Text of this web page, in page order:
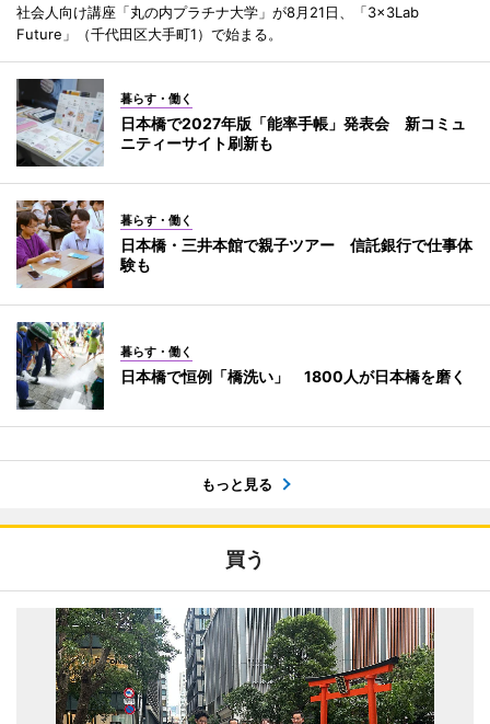
社会人向け講座「丸の内プラチナ大学」が8月21日、「3×3Lab
Future」（千代田区大手町1）で始まる。
暮らす・働く
日本橋で2027年版「能率手帳」発表会 新コミュ
ニティーサイト刷新も
暮らす・働く
日本橋・三井本館で親子ツアー 信託銀行で仕事体
験も
暮らす・働く
日本橋で恒例「橋洗い」 1800人が日本橋を磨く
もっと見る
買う